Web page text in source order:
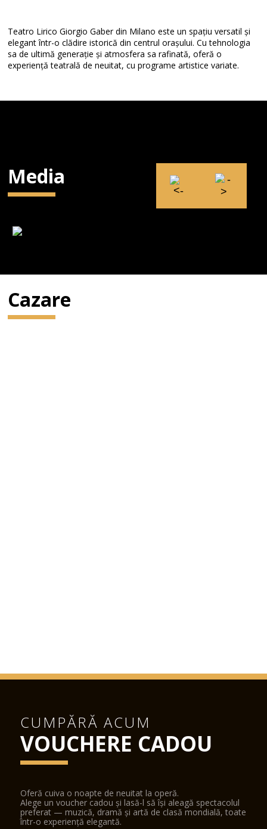
Teatro Lirico Giorgio Gaber din Milano este un spațiu versatil și
elegant într-o clădire istorică din centrul orașului. Cu tehnologia
sa de ultimă generație și atmosfera sa rafinată, oferă o
experiență teatrală de neuitat, cu programe artistice variate.
Media
Cazare
CUMPĂRĂ ACUM
VOUCHERE CADOU
Oferă cuiva o noapte de neuitat la operă.
Alege un voucher cadou și lasă-l să își aleagă spectacolul
preferat — muzică, dramă și artă de clasă mondială, toate
într-o experiență elegantă.